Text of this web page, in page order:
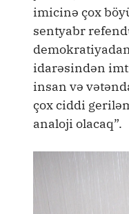
imicinə çox
sentyabr
idarəsindən
insan və
çox ciddi
analoji olacaq”.